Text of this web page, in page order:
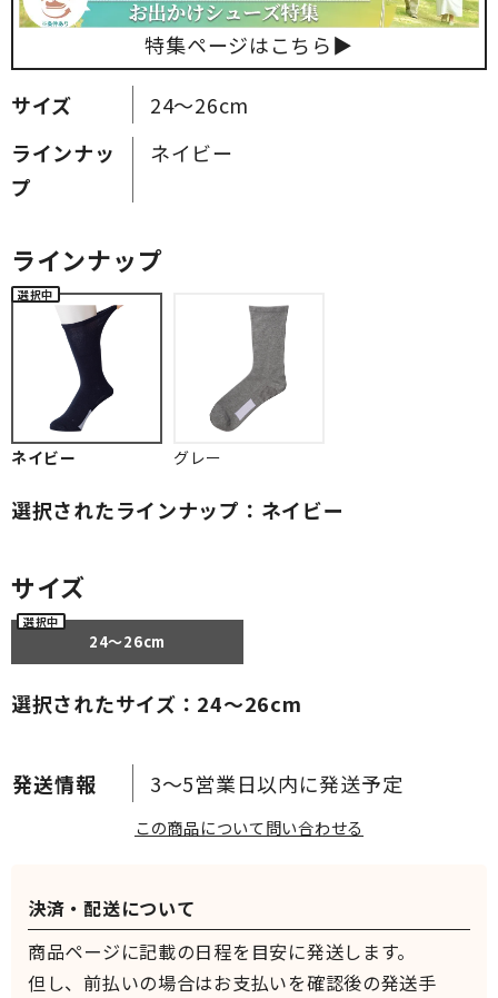
サイズ
24～26cm
ラインナッ
プ
ネイビー
3～5営業日以内に発送予定
ラインナップ
ネイビー グレー
選択されたラインナップ：ネイビー
サイズ
24～26cm
選択されたサイズ：24～26cm
この商品について問い合わせる
特集ページはこちら▶
決済・配送について
商品ページに記載の日程を目安に発送します。
但し、前払いの場合はお支払いを確認後の発送手